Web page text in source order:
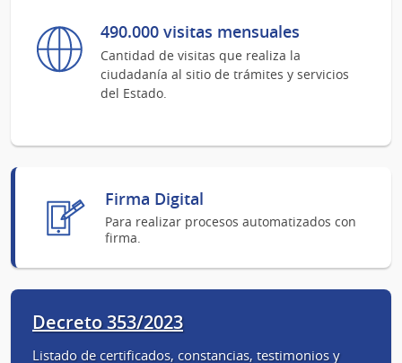
490.000 visitas mensuales
Cantidad de visitas que realiza la
ciudadanía al sitio de trámites y servicios
del Estado.
Firma Digital
Para realizar procesos automatizados con
firma.
Decreto 353/2023
Listado de certificados, constancias, testimonios y